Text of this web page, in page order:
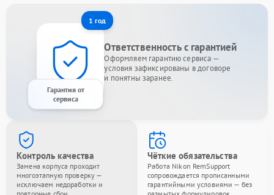
1 год
Гарантия от
сервиса
Ответственность с гарантией
Оформляем гарантию сервиса —
условия зафиксированы в договоре
и понятны заранее.
Контроль качества
Замена корпуса проходит
многоэтапную проверку —
исключаем недоработки и
Чёткие обязательства
Работа Nikon RemSupport
сопровождается прописанными
гарантийными условиями — без